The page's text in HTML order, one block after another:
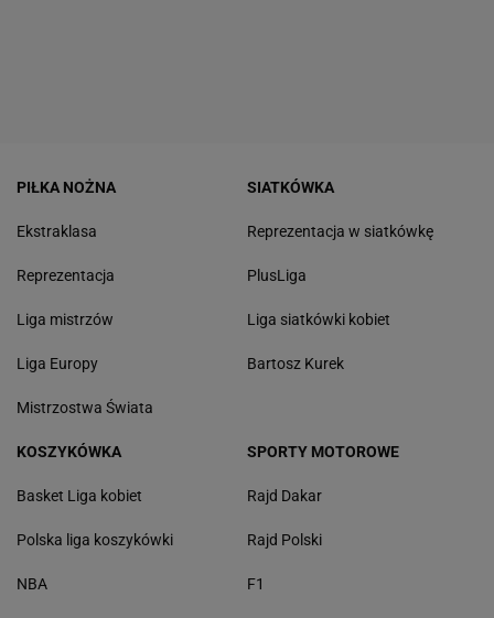
PIŁKA NOŻNA
Ekstraklasa
Reprezentacja
Liga mistrzów
Liga Europy
Mistrzostwa Świata
SIATKÓWKA
Reprezentacja w siatkówkę
PlusLiga
Liga siatkówki kobiet
Bartosz Kurek
KOSZYKÓWKA
Basket Liga kobiet
Polska liga koszykówki
NBA
SPORTY MOTOROWE
Rajd Dakar
Rajd Polski
F1